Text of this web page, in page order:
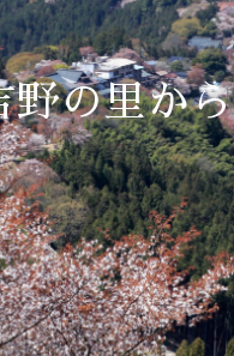
野の里から